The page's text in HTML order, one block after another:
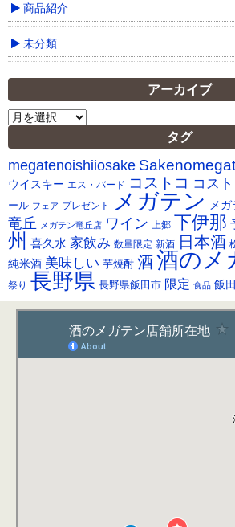
商品紹介
未分類
アーカイブ
ア
カ
イ
ブ
タグ
megatenoishiiosake
ウイスキー エス・バード コストコ コス
ール フェア プレゼント メガテン メ
竜丘
メガテン竜丘店 ワイン 上郷 下伊那
州 喜久水 家飲み 数量限定 新酒 日本酒
純米酒 美味しい 芋焼酎 酒酒のメ
祭り 長野県 長野県飯田市 限定 食品 飯田